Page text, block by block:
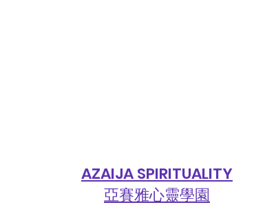
AZAIJA SPIRITUALITY
亞賽雅心靈學園